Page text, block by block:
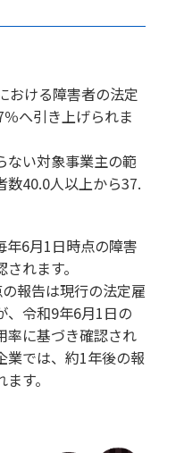
おける障害者の法定
へ引き上げられま
ない対象事業主の範
数40.0人以上から37.
年6月1日時点の障害
れます。
報告は現行の法定雇
、令和9年6月1日の
率に基づき確認され
業では、約1年後の報
す。